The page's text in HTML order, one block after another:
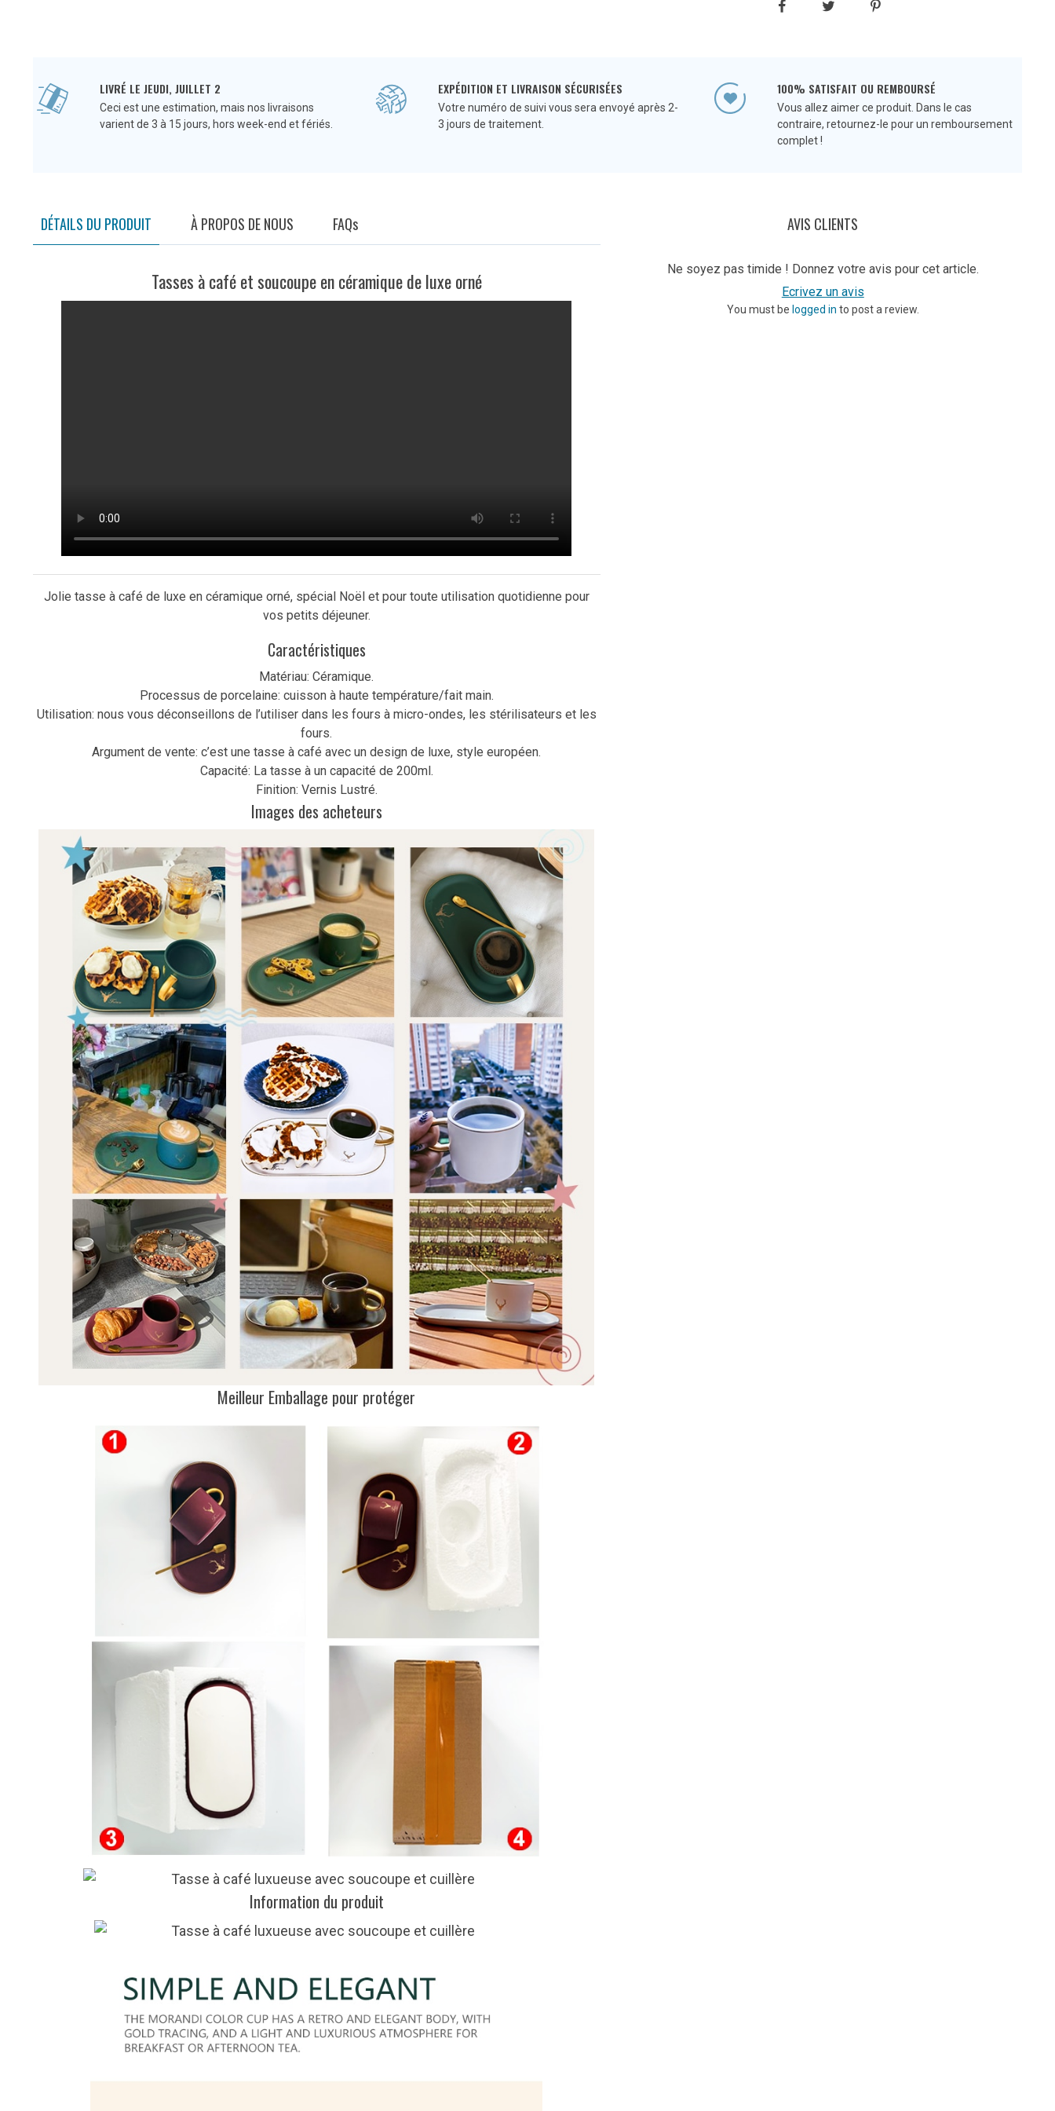
LIVRÉ LE JEUDI, JUILLET 2
Ceci est une estimation, mais nos livraisons
varient de 3 à 15 jours, hors week-end et fériés.
EXPÉDITION ET LIVRAISON SÉCURISÉES
Votre numéro de suivi vous sera envoyé après 2-
3 jours de traitement.
100% SATISFAIT OU REMBOURSÉ
Vous allez aimer ce produit. Dans le cas
contraire, retournez-le pour un remboursement
complet !
DÉTAILS DU PRODUIT À PROPOS DE NOUS FAQs
Tasses à café et soucoupe en céramique de luxe orné
Jolie tasse à café de luxe en céramique orné, spécial Noël et pour toute utilisation quotidienne pour
vos petits déjeuner.
Caractéristiques
Matériau: Céramique.
Processus de porcelaine: cuisson à haute température/fait main.
Utilisation: nous vous déconseillons de l’utiliser dans les fours à micro-ondes, les stérilisateurs et les
fours.
Argument de vente: c’est une tasse à café avec un design de luxe, style européen.
Capacité: La tasse à un capacité de 200ml.
Finition: Vernis Lustré.
Images des acheteurs
Meilleur Emballage pour protéger
Information du produit
AVIS CLIENTS
Ne soyez pas timide ! Donnez votre avis pour cet article.
Ecrivez un avis
You must be logged in to post a review.